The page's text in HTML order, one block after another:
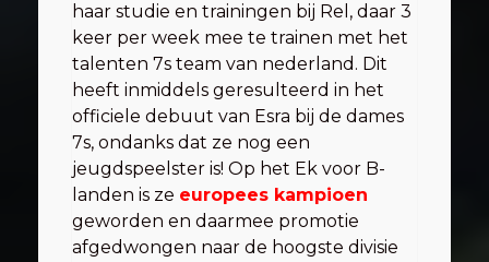
haar studie en trainingen bij Rel, daar 3
keer per week mee te trainen met het
talenten 7s team van nederland. Dit
heeft inmiddels geresulteerd in het
officiele debuut van Esra bij de dames
7s, ondanks dat ze nog een
jeugdspeelster is! Op het Ek voor B-
landen is ze europees kampioen
geworden en daarmee promotie
afgedwongen naar de hoogste divisie